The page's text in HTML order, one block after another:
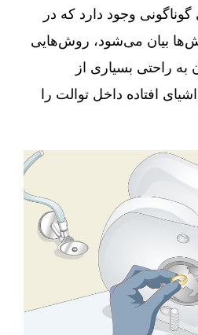
وجود دارد که در
بیان می‌شود، روش‌هایی
راحتی بسیاری از
افتاده داخل توالت را